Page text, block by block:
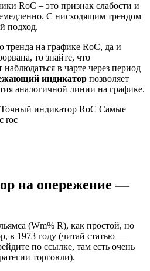
RoC – это признак слабости и
С нисходящим трендом
подход.
на графике RoC, да и
то знайте, что
в чарте через период
индикатор позволяет
аналогичной линии на графике.
индикатор RoC Самые
roc
на опережение —
(Wm% R), как простой, но
в 1973 году (читай статью —
по ссылке, там есть очень
торговли).